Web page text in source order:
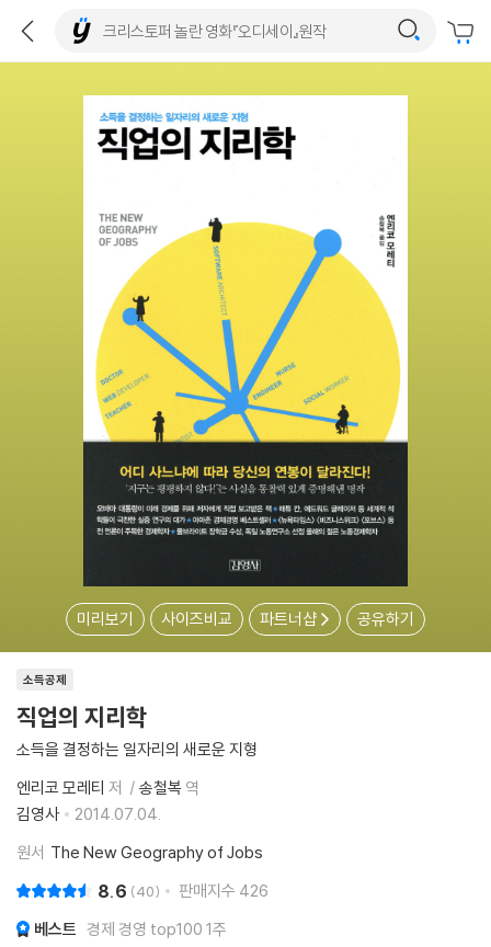
미리보기 사이즈비교 파트너샵 공유하기
소득공제
직업의 지리학
소득을 결정하는 일자리의 새로운 지형
엔리코 모레티 저 송철복 역
김영사
2014.07.04.
원서 The New Geography of Jobs
8.6 40 판매지수 426
베스트 경제 경영 top100 1주